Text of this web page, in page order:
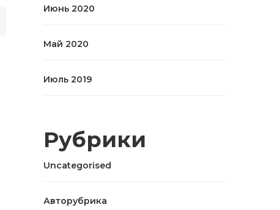
Июнь 2020
Май 2020
Июль 2019
Рубрики
Uncategorised
Авторубрика